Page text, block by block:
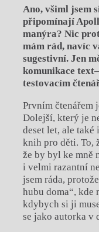
Ano, všiml jsem
připomínají
manýra? Nic
mám rád, navíc
sugestivní. Jen
komunikace
testovacím
Prvním čtenářem
Dolejší, který je
deset let, ale také
knih pro děti. To,
že by byl ke mně
i velmi razantní
jsem ráda,
hubu doma“, kde
kdybych si ji
se jako autorka v